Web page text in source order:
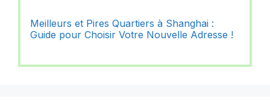
Meilleurs et Pires Quartiers à Shanghai :
Guide pour Choisir Votre Nouvelle Adresse !